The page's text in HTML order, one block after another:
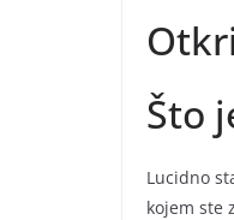
Što
Lucidno
kojem ste